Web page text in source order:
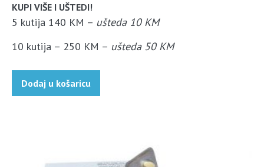
KUPI VIŠE I UŠTEDI!
5 kutija 140 KM – ušteda 10 KM
10 kutija – 250 KM – ušteda 50 KM
Dodaj u košaricu